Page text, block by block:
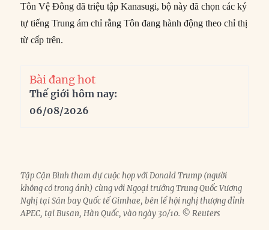
Tôn Vệ Đông đã triệu tập Kanasugi, bộ này đã chọn các ký
tự tiếng Trung ám chỉ rằng Tôn đang hành động theo chỉ thị
từ cấp trên.
Bài đang hot
Thế giới hôm nay:
06/08/2026
Tập Cận Bình tham dự cuộc họp với Donald Trump (người
không có trong ảnh) cùng với Ngoại trưởng Trung Quốc Vương
Nghị tại Sân bay Quốc tế Gimhae, bên lề hội nghị thượng đỉnh
APEC, tại Busan, Hàn Quốc, vào ngày 30/10. © Reuters